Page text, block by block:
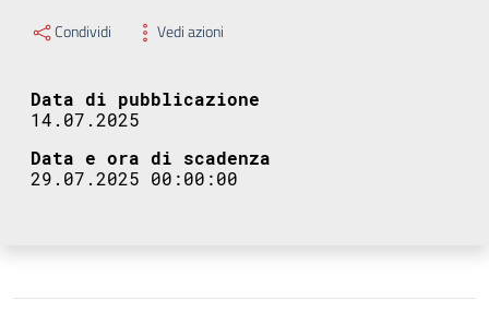
Condividi Vedi azioni
Data di pubblicazione
14.07.2025
Data e ora di scadenza
29.07.2025 00:00:00